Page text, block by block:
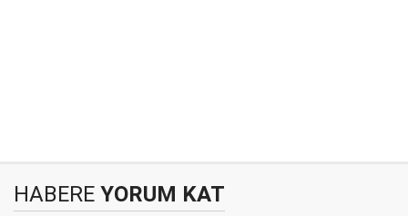
HABERE YORUM KAT